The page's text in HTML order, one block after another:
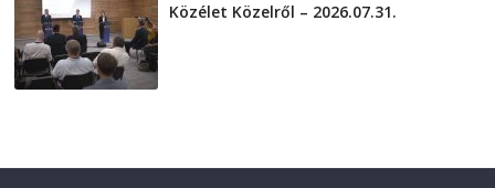
Közélet Közelről – 2026.07.31.